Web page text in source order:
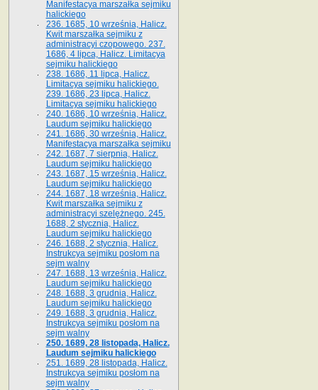
Manifestacya marszałka sejmiku
halickiego
236. 1685, 10 września, Halicz.
Kwit marszałka sejmiku z
administracyi czopowego. 237.
1686, 4 lipca, Halicz. Limitacya
sejmiku halickiego
238. 1686, 11 lipca, Halicz.
Limitacya sejmiku halickiego.
239. 1686, 23 lipca, Halicz.
Limitacya sejmiku halickiego
240. 1686, 10 września, Halicz.
Laudum sejmiku halickiego
241. 1686, 30 września, Halicz.
Manifestacya marszałka sejmiku
242. 1687, 7 sierpnia, Halicz.
Laudum sejmiku halickiego
243. 1687, 15 września, Halicz.
Laudum sejmiku halickiego
244. 1687, 18 września, Halicz.
Kwit marszałka sejmiku z
administracyi szelężnego. 245.
1688, 2 stycznia, Halicz.
Laudum sejmiku halickiego
246. 1688, 2 stycznia, Halicz.
Instrukcya sejmiku posłom na
sejm walny
247. 1688, 13 września, Halicz.
Laudum sejmiku halickiego
248. 1688, 3 grudnia, Halicz.
Laudum sejmiku halickiego
249. 1688, 3 grudnia, Halicz.
Instrukcya sejmiku posłom na
sejm walny
250. 1689, 28 listopada, Halicz.
Laudum sejmiku halickiego
251. 1689, 28 listopada, Halicz.
Instrukcya sejmiku posłom na
sejm walny